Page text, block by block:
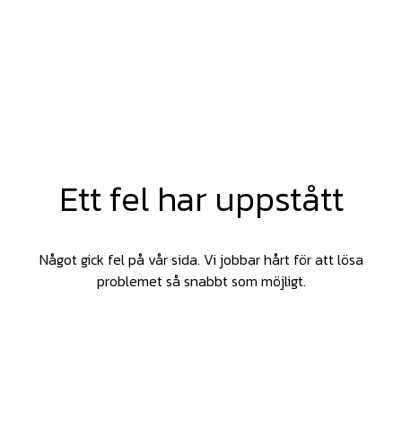
Ett fel har uppstått
Något gick fel på vår sida. Vi jobbar hårt för att lösa
problemet så snabbt som möjligt.